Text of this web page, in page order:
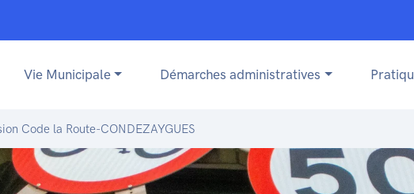
Vie Municipale Démarches administratives
Code la Route-CONDEZAYGUES